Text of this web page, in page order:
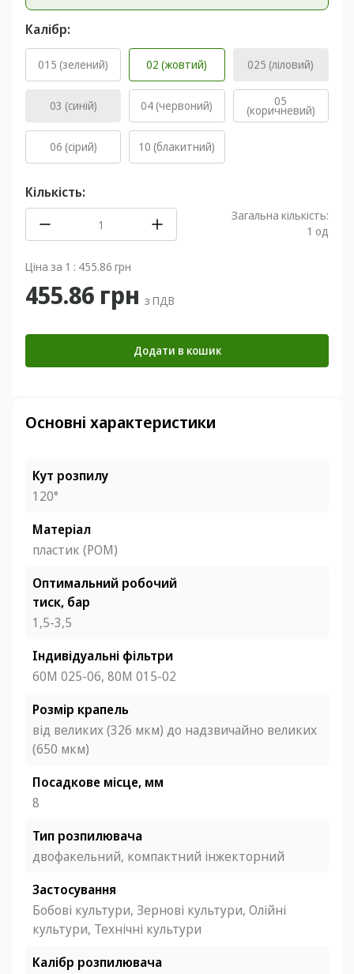
Калібр:
015 (зелений) 02 (жовтий) 025 (ліловий)
03 (синій) 04 (червоний) 05
(коричневий)
06 (сірий) 10 (блакитний)
Кількість:
Загальна кількість:
1 од
Ціна за 1 : 455.86 грн
455.86 грн з ПДВ
Додати в кошик
Основні характеристики
Кут розпилу
120°
Матеріал
пластик (POM)
Оптимальний робочий
тиск, бар
1,5-3,5
Індивідуальні фільтри
60М 025-06, 80М 015-02
Розмір крапель
від великих (326 мкм) до надзвичайно великих
(650 мкм)
Посадкове місце, мм
8
Тип розпилювача
двофакельний, компактний інжекторний
Застосування
Бобові культури, Зернові культури, Олійні
культури, Технічні культури
Калібр розпилювача